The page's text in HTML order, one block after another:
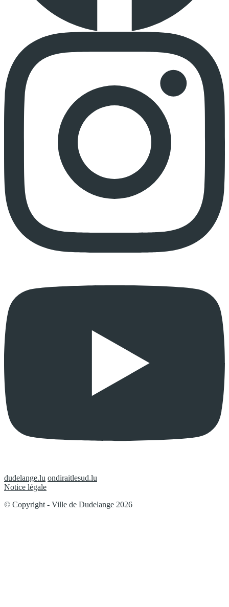
dudelange.lu ondiraitlesud.lu
Notice légale
© Copyright - Ville de Dudelange 2026